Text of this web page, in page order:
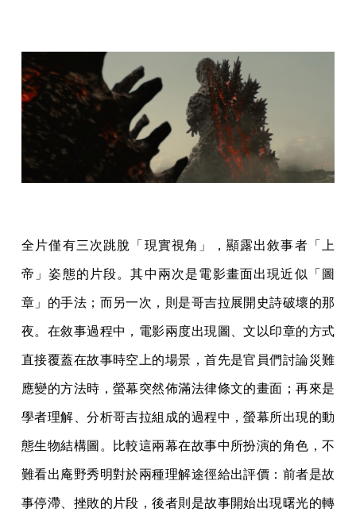
全片僅有三次跳脫「現實視角」，顯露出敘事者「上
帝」姿態的片段。其中兩次是電影畫面出現近似「圖
章」的手法；而另一次，則是哥吉拉展開史詩破壞的那
夜。在敘事過程中，電影兩度出現圖、文以印章的方式
直接覆蓋在故事時空上的場景，首先是官員們討論災難
應變的方法時，螢幕突然佈滿法律條文的畫面；再來是
學者理解、分析哥吉拉組成的過程中，螢幕所出現的動
態生物結構圖。比較這兩幕在故事中所扮演的角色，不
難看出庵野秀明對於兩種理解途徑給出評價：前者是故
事停滯、挫敗的片段，後者則是故事開始出現曙光的轉